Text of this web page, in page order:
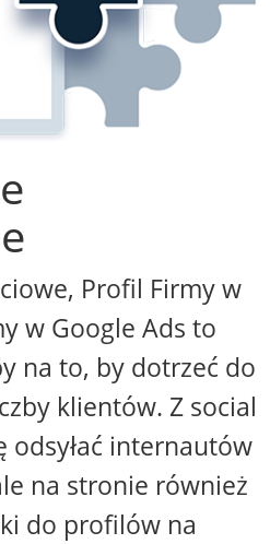
Profil Firmy w
w Google Ads to
na to, by dotrzeć do
klientów. Z social
odsyłać internautów
na stronie również
do profilów na